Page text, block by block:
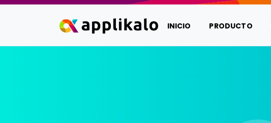
INICIO PRODUCTO